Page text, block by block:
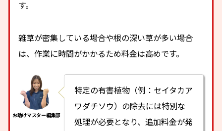
す。
雑草が密集している場合や根の深い草が多い場合
は、作業に時間がかかるため料金は高めです。
特定の有害植物（例：セイタカア
ワダチソウ）の除去には特別な
処理が必要となり、追加料金が発